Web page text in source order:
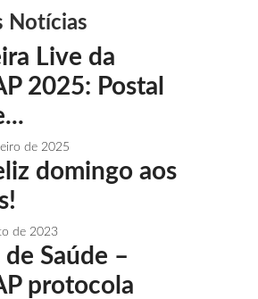
Notícias
Live da
2025: Postal
de 2025
domingo aos
de 2023
de Saúde –
protocola